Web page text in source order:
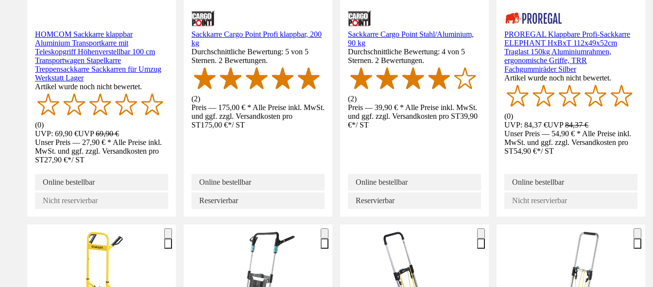
HOMCOM Sackkarre klappbar
Aluminium Transportkarre mit
Teleskopgriff Höhenverstellbar 100 cm
Transportwagen Stapelkarre
Treppensackkarre Sackkarren für Umzug
Werkstatt Lager
Artikel wurde noch nicht bewertet.
(0)
UVP: 69,90 €UVP69,90 €
Unser Preis — 27,90 € * Alle Preise inkl.
MwSt. und ggf. zzgl. Versandkosten pro
ST27,90 €*/ ST
Online bestellbar
Nicht reservierbar
Sackkarre Cargo Point Profi klappbar, 200
kg
Durchschnittliche Bewertung: 5 von 5
Sternen. 2 Bewertungen.
(2)
Preis — 175,00 € * Alle Preise inkl. MwSt.
und ggf. zzgl. Versandkosten pro
ST175,00 €*/ ST
Online bestellbar
Reservierbar
Sackkarre Cargo Point Stahl/Aluminium,
90 kg
Durchschnittliche Bewertung: 4 von 5
Sternen. 2 Bewertungen.
(2)
Preis — 39,90 € * Alle Preise inkl. MwSt.
und ggf. zzgl. Versandkosten pro ST39,90
€*/ ST
Online bestellbar
Reservierbar
PROREGAL Klappbare Profi-Sackkarre
ELEPHANT HxBxT 112x49x52cm
Traglast 150kg Aluminiumrahmen,
ergonomische Griffe, TRR
Fachgummiräder Silber
Artikel wurde noch nicht bewertet.
(0)
UVP: 84,37 €UVP84,37 €
Unser Preis — 54,90 € * Alle Preise inkl.
MwSt. und ggf. zzgl. Versandkosten pro
ST54,90 €*/ ST
Online bestellbar
Nicht reservierbar